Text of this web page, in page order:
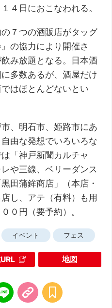
４日におこなわれる。
７つの酒販店がタッグ
の協力により開催さ
み放題となる。日本酒
多数あるが、酒屋だけ
はほとんどないとい
、明石市、姫路市にあ
由な発想でいろいろな
「神戸新聞カルチャ
や三線、ベリーダンス
田蒲鉾商店」（本店・
し、アテ（有料）も用
０円（要予約）。
イベント フェス
地図